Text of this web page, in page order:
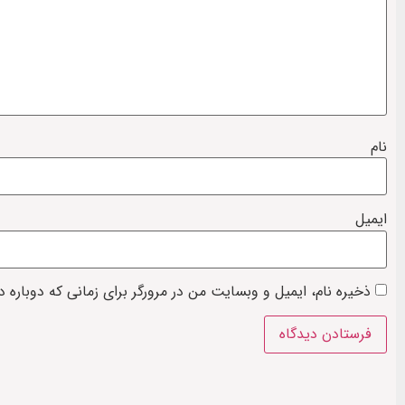
نام
ایمیل
ذخیره نام، ایمیل و وبسایت من در مرورگر برای زمانی که